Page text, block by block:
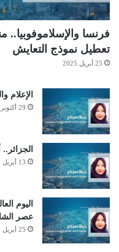
فرنسا
تعطيل نموذج التعايش
25 أبريل 2025
الإعلام
29 أكتوبر 2021
13 أبريل 2026
اليوم
عصر
25 أبريل 2025